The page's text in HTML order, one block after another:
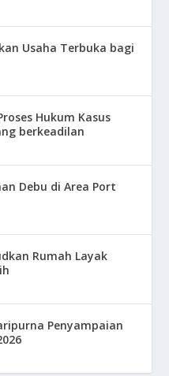
Usaha Terbuka bagi
Hukum Kasus
berkeadilan
Debu di Area Port
Rumah Layak
Penyampaian